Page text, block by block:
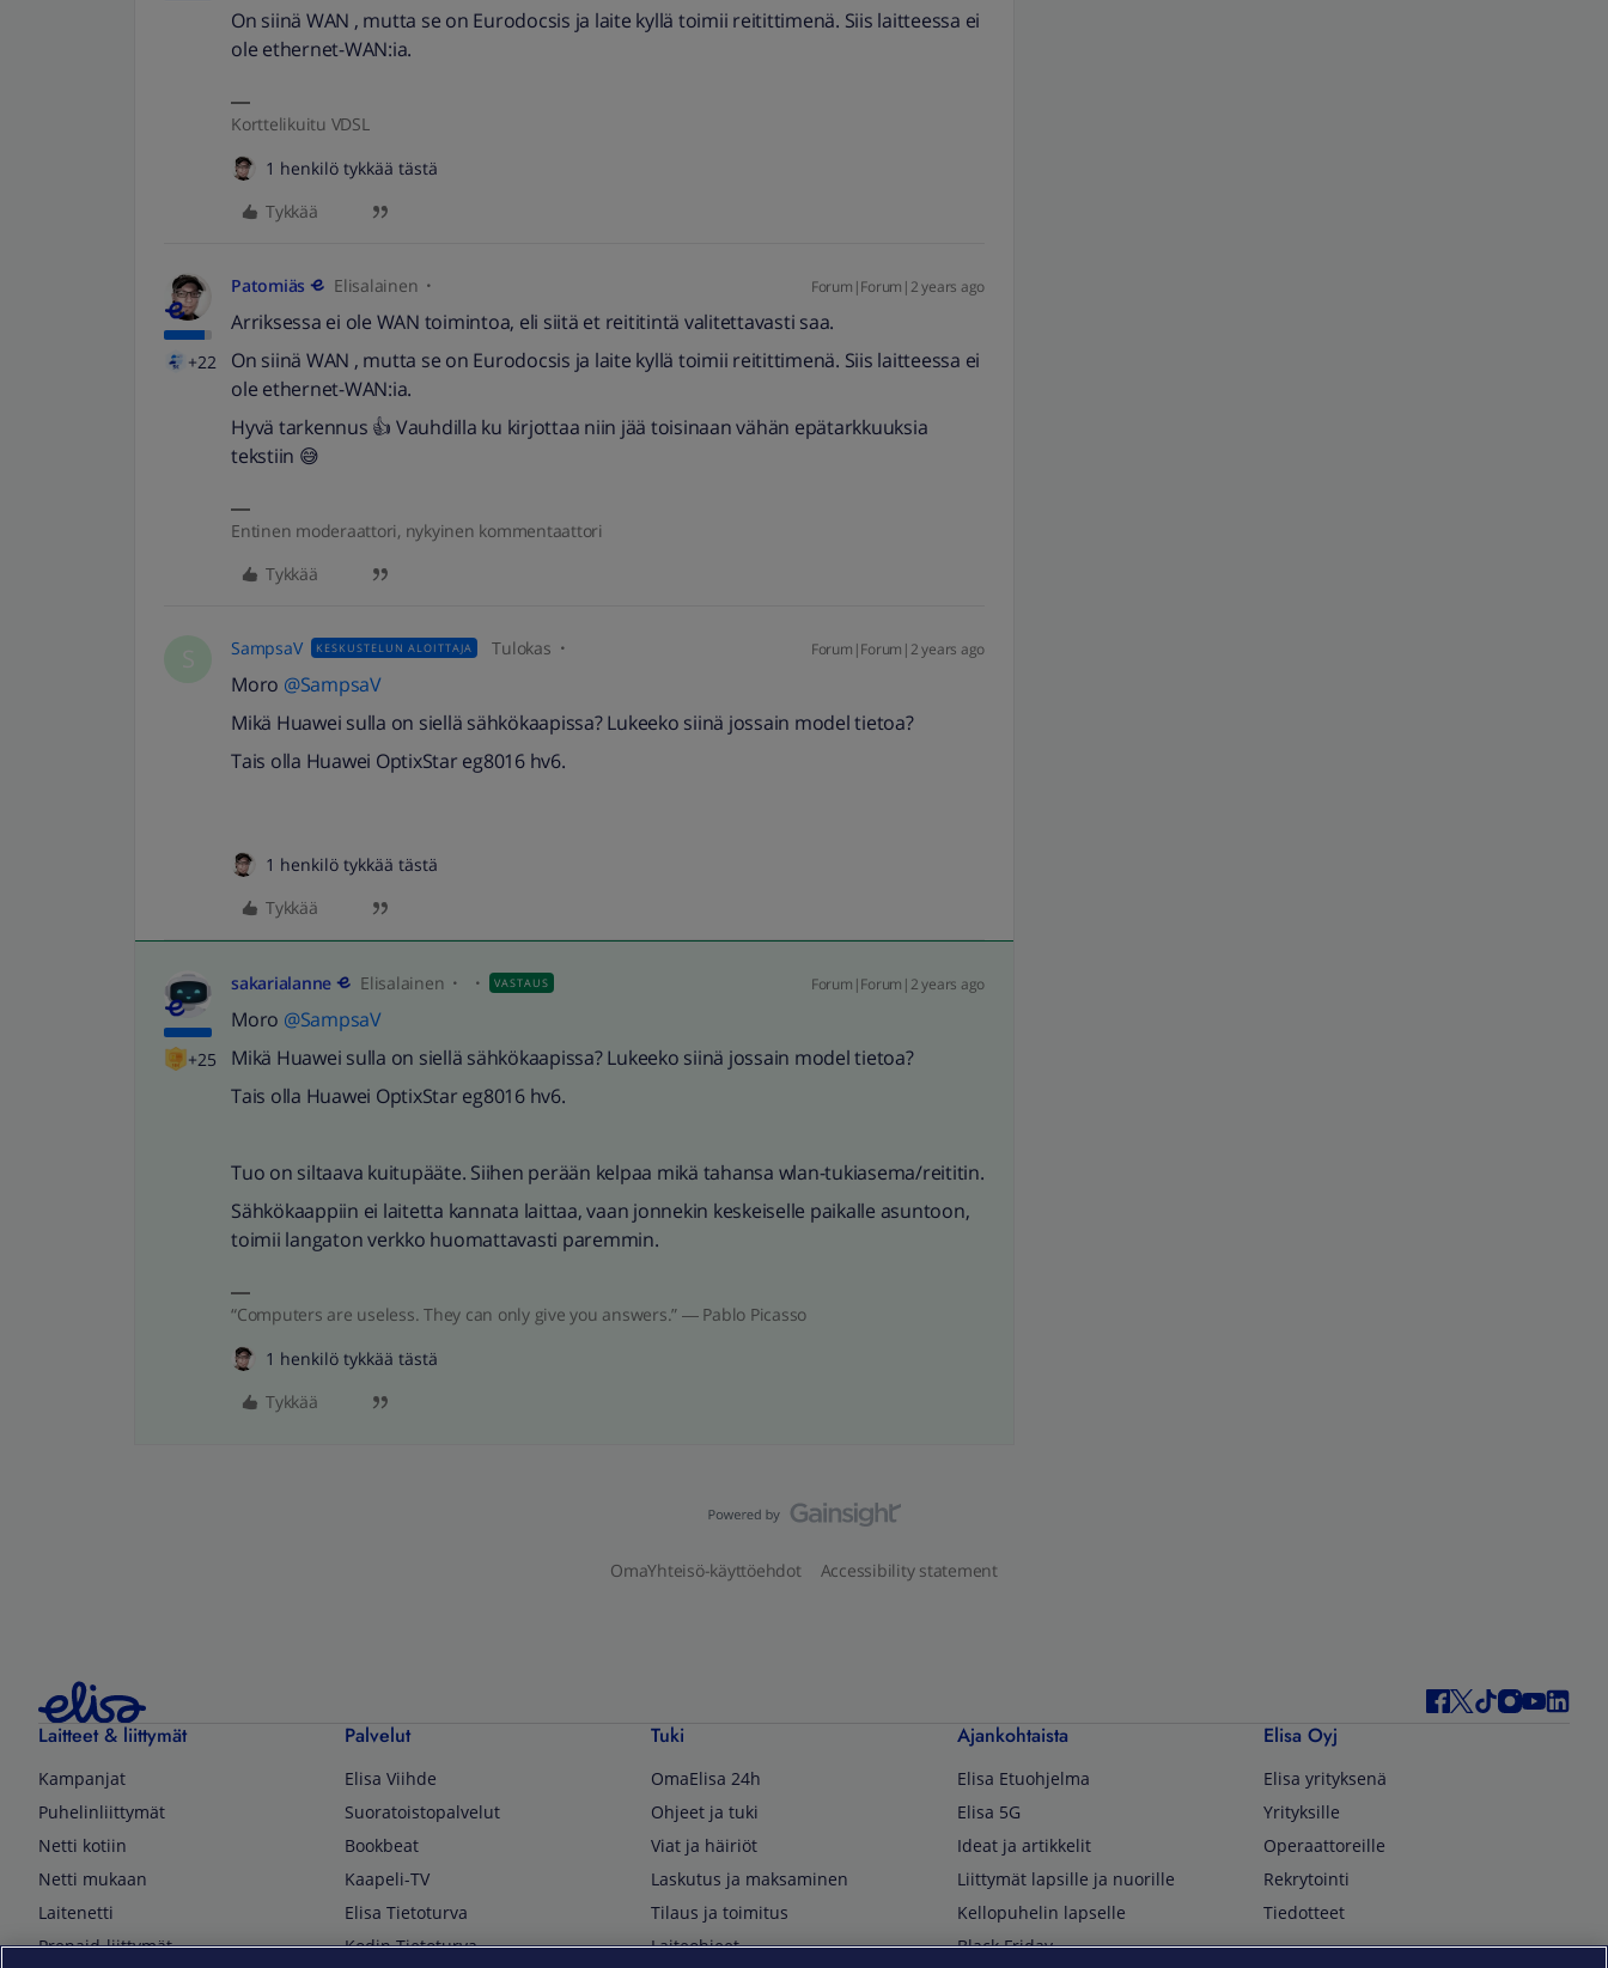
On siinä WAN , mutta se on Eurodocsis ja laite kyllä toimii reitittimenä. Siis laitteessa ei
ole ethernet-WAN:ia.
Korttelikuitu VDSL
1 henkilö tykkää tästä
Tykkää
+22
Patomiäs Elisalainen Forum|Forum|2 years ago
Arriksessa ei ole WAN toimintoa, eli siitä et reititintä valitettavasti saa.
On siinä WAN , mutta se on Eurodocsis ja laite kyllä toimii reitittimenä. Siis laitteessa ei
ole ethernet-WAN:ia.
Hyvä tarkennus 👍 Vauhdilla ku kirjottaa niin jää toisinaan vähän epätarkkuuksia
tekstiin 😅
Entinen moderaattori, nykyinen kommentaattori
Tykkää
SampsaV KESKUSTELUN ALOITTAJA Tulokas Forum|Forum|2 years ago
Moro @SampsaV
Mikä Huawei sulla on siellä sähkökaapissa? Lukeeko siinä jossain model tietoa?
Tais olla Huawei OptixStar eg8016 hv6.
1 henkilö tykkää tästä
Tykkää
+25
sakarialanne Elisalainen VASTAUS Forum|Forum|2 years ago
Moro @SampsaV
Mikä Huawei sulla on siellä sähkökaapissa? Lukeeko siinä jossain model tietoa?
Tais olla Huawei OptixStar eg8016 hv6.
Tuo on siltaava kuitupääte. Siihen perään kelpaa mikä tahansa wlan-tukiasema/reititin.
Sähkökaappiin ei laitetta kannata laittaa, vaan jonnekin keskeiselle paikalle asuntoon,
toimii langaton verkko huomattavasti paremmin.
“Computers are useless. They can only give you answers.” ― Pablo Picasso
1 henkilö tykkää tästä
Tykkää
OmaYhteisö-käyttöehdot Accessibility statement
Laitteet & liittymät
Kampanjat
Puhelinliittymät
Netti kotiin
Netti mukaan
Laitenetti
Prepaid-liittymät
Palvelut
Elisa Viihde
Suoratoistopalvelut
Bookbeat
Kaapeli-TV
Elisa Tietoturva
Kodin Tietoturva
Tuki
OmaElisa 24h
Ohjeet ja tuki
Viat ja häiriöt
Laskutus ja maksaminen
Tilaus ja toimitus
Laiteohjeet
Ajankohtaista
Elisa Etuohjelma
Elisa 5G
Ideat ja artikkelit
Liittymät lapsille ja nuorille
Kellopuhelin lapselle
Black Friday
Elisa Oyj
Elisa yrityksenä
Yrityksille
Operaattoreille
Rekrytointi
Tiedotteet